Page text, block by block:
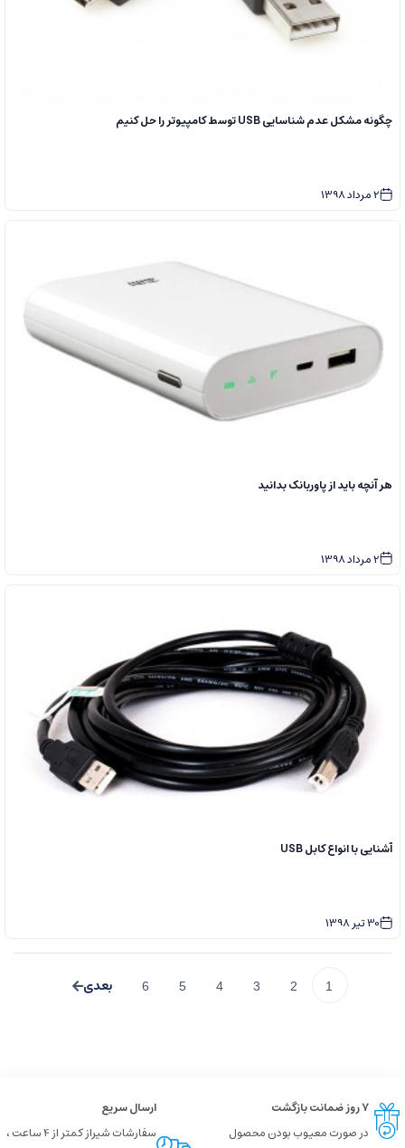
چگونه مشکل عدم شناسایی USB توسط کامپیوتر را حل کنیم
2مرداد1398
هر آنچه باید از پاوربانک بدانید
2مرداد1398
آشنایی با انواع کابل USB
30تیر1398
1
2
3
4
5
6
۷ روز ضمانت بازگشت
در صورت معیوب بودن محصول
ارسال سریع
سفارشات شیراز کمتر از 4 ساعت ،